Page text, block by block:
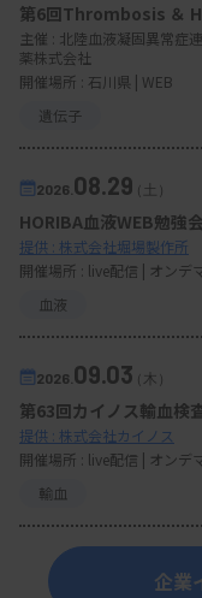
第6回Thrombosis ＆
主催 : 北陸血液凝固異常症
薬株式会社
開催場所 : 石川県 | WEB
遺伝子
2026. 08.29（土）
HORIBA血液WEB勉強会
提供 : 株式会社堀場製作所
開催場所 : live配信 | オンデ
血液
2026. 09.03（木）
第63回カイノス輸血検
提供 : 株式会社カイノス
開催場所 : live配信 | オンデ
輸血
企業